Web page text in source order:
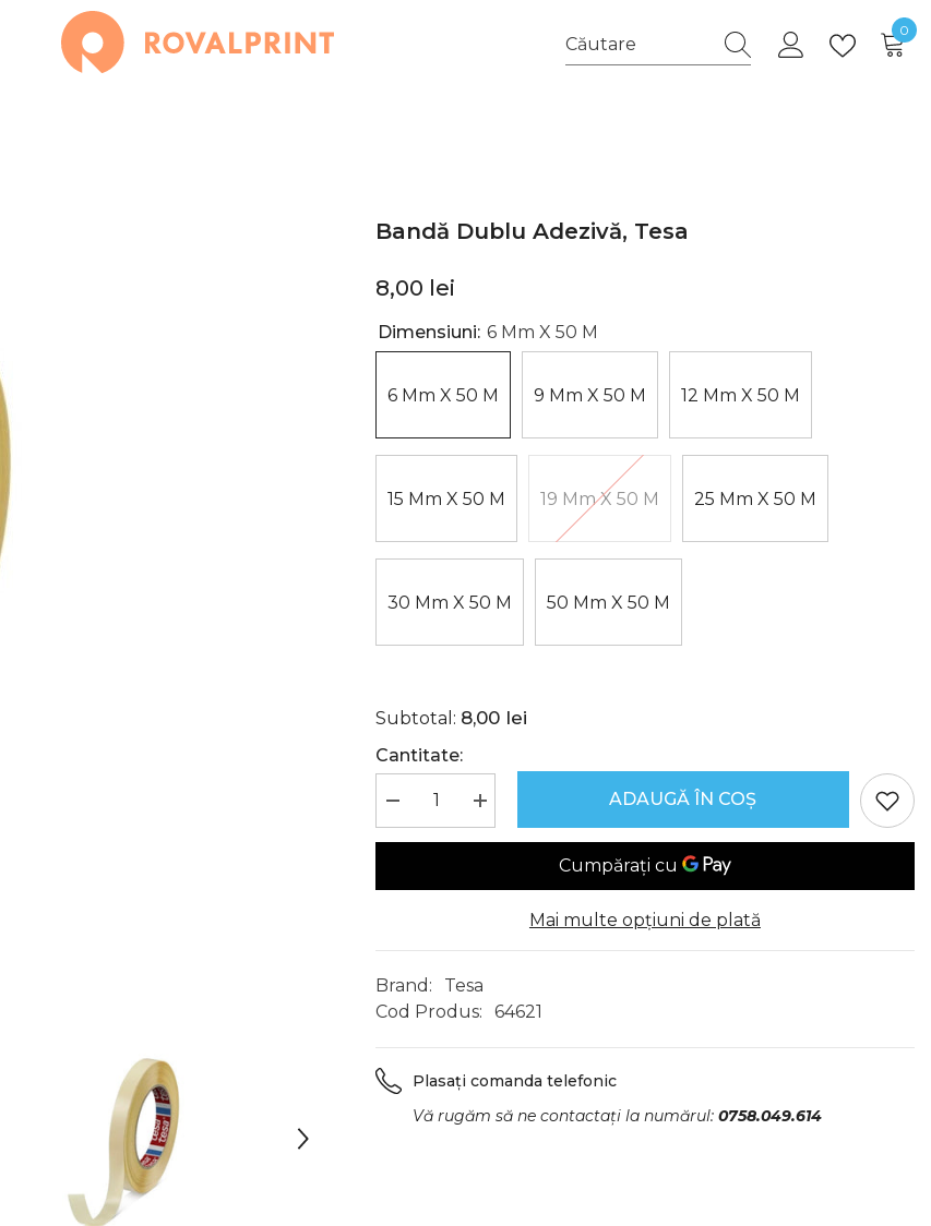
0
0
Bandă Dublu Adezivă, Tesa
8,00 lei
Dimensiuni: 6 Mm X 50 M
6 Mm X 50 M 9 Mm X 50 M 12 Mm X 50 M
15 Mm X 50 M 19 Mm X 50 M 25 Mm X 50 M
30 Mm X 50 M 50 Mm X 50 M
Subtotal: 8,00 lei
Cantitate:
Reduceți
cantitatea
pentru
Adezivă,
Creșteți
cantitatea
pentru
Adezivă,
ADAUGĂ ÎN COȘ
Mai multe opțiuni de plată
Brand:
Tesa
Cod Produs:
64621
Plasați comanda telefonic
Vă rugăm să ne contactați la numărul:0758.049.614